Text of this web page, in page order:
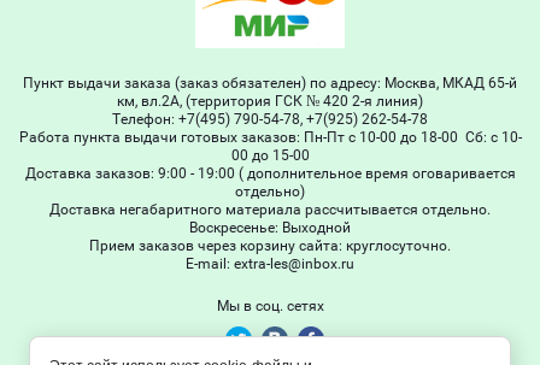
Пункт выдачи заказа (заказ обязателен) по адресу: Москва, МКАД 65-й
км, вл.2А, (территория ГСК № 420 2-я линия)
Телефон: +7(495) 790-54-78, +7(925) 262-54-78
Работа пункта выдачи готовых заказов: Пн-Пт с 10-00 до 18-00 Сб: с 10-
00 до 15-00
Доставка заказов: 9:00 - 19:00 ( дополнительное время оговаривается
отдельно)
Доставка негабаритного материала рассчитывается отдельно.
Воскресенье: Выходной
Прием заказов через корзину сайта: круглосуточно.
Е-mail: extra-les@inbox.ru
Мы в соц. сетях